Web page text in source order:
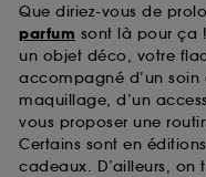
Que diriez-vous de
parfum sont là pour ça
un objet déco, votre
accompagné d’un soin
maquillage, d’un
vous proposer une
Certains sont en
cadeaux. D’ailleurs, on